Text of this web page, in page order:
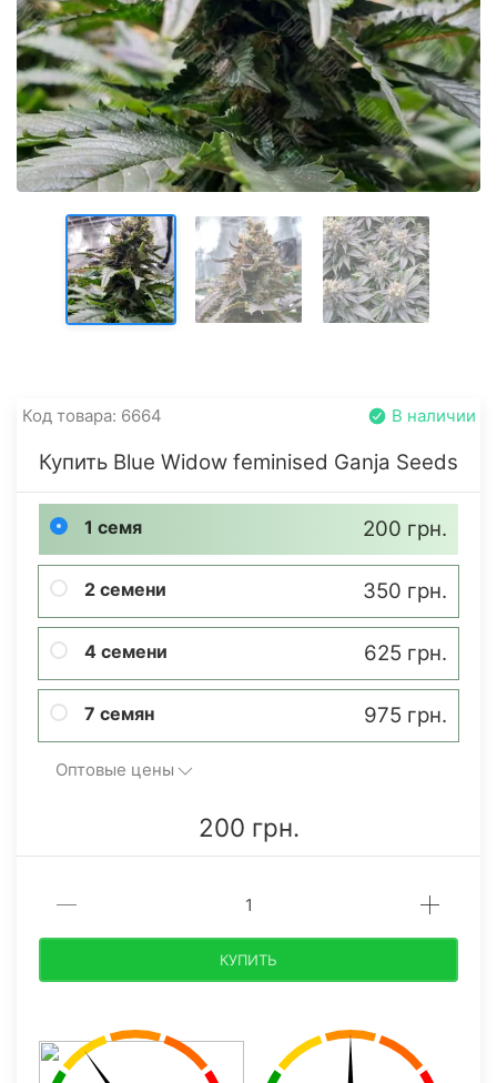
Код товара: 6664 В наличии
Купить Blue Widow feminised Ganja Seeds
1 семя 200 грн.
2 семени 350 грн.
4 семени 625 грн.
7 семян 975 грн.
Оптовые цены
200 грн.
КУПИТЬ